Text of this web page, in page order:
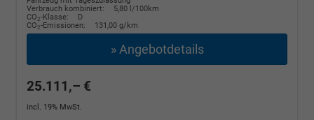
Verbrauch kombiniert:
5,80 l/100km
CO2-Klasse:
D
CO2-Emissionen: 131,00 g/km
» Angebotdetails
25.111,– €
incl. 19% MwSt.